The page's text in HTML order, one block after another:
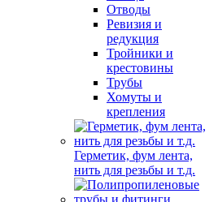
Отводы
Ревизия и
редукция
Тройники и
крестовины
Трубы
Хомуты и
крепления
Герметик, фум лента,
нить для резьбы и т.д.